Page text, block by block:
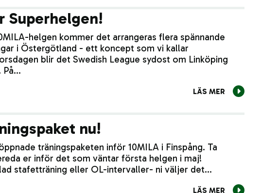
Superhelgen!
helgen kommer det arrangeras flera spännande
i Östergötland - ett koncept som vi kallar
blir det Swedish League sydost om Linköping
På…
LÄS MER
nu!
träningspaketen inför 10MILA i Finspång. Ta
er inför det som väntar första helgen i maj!
stafetträning eller OL-intervaller- ni väljer det…
LÄS MER